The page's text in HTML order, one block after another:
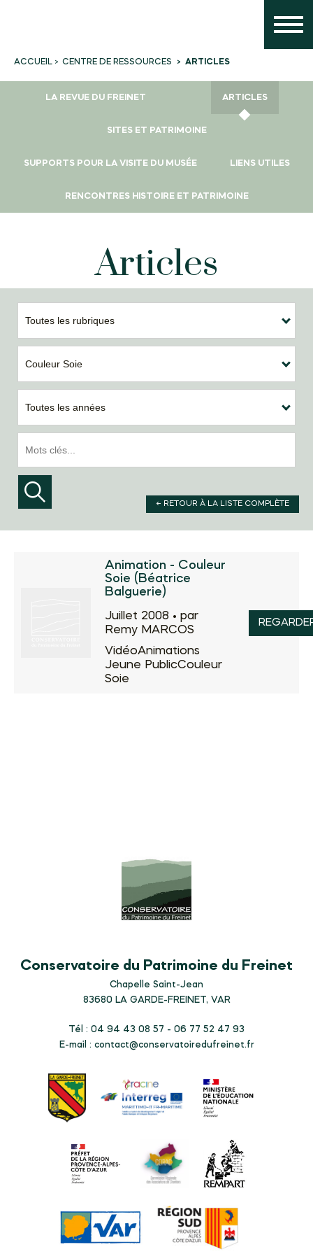
ACCUEIL CENTRE DE RESSOURCES ARTICLES
LA REVUE DU FREINET ARTICLES
SITES ET PATRIMOINE
SUPPORTS POUR LA VISITE DU MUSÉE LIENS UTILES
RENCONTRES HISTOIRE ET PATRIMOINE
Articles
Toutes les rubriques
Couleur Soie
Toutes les années
← RETOUR À LA LISTE COMPLÈTE
Animation - Couleur
Soie (Béatrice
Balguerie)
Juillet 2008 • par
Remy MARCOS
VidéoAnimations
Jeune PublicCouleur
Soie
Conservatoire du Patrimoine du Freinet
Chapelle Saint-Jean
83680 LA GARDE-FREINET, VAR
Tél : 04 94 43 08 57 - 06 77 52 47 93
E-mail : contact@conservatoiredufreinet.fr